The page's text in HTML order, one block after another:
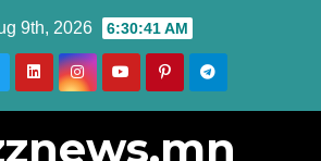
9th, 2026 6:30:41 AM